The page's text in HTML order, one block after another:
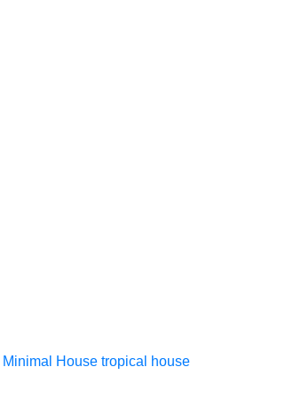
Minimal House tropical house